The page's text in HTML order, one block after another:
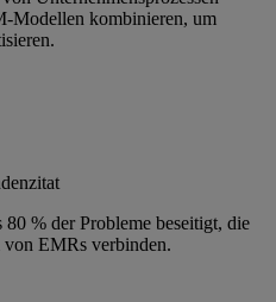
Modellen kombinieren, um
% der Probleme beseitigt, die
von EMRs verbinden.